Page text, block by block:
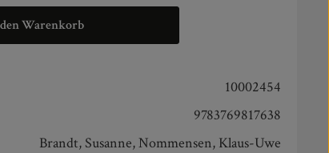
Warenkorb
10002454
9783769817638
Brandt, Susanne, Nommensen, Klaus-Uwe